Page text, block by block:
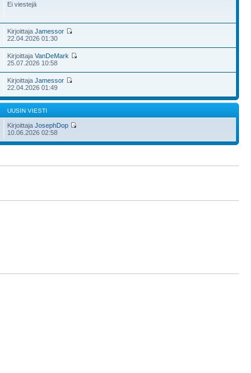
Ei viestejä
KirjoittajaJamessor
22.04.2026 01:30
KirjoittajaVanDeMark
25.07.2026 10:58
KirjoittajaJamessor
22.04.2026 01:49
UUSIN VIESTI
KirjoittajaJosephDop
10.06.2026 02:58